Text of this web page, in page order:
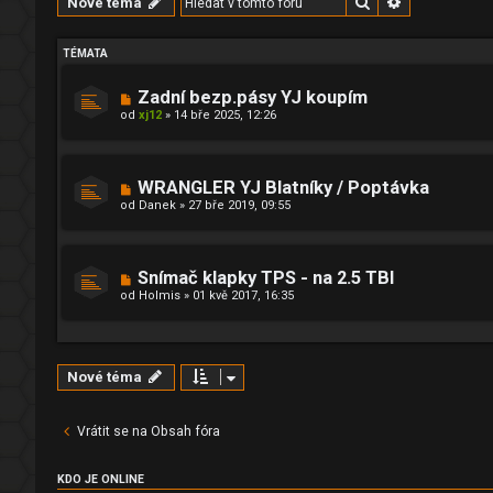
TÉMATA
Zadní bezp.pásy YJ koupím
od xj12 » 14 bře 2025, 12:26
WRANGLER YJ Blatníky / Poptávka
od Danek » 27 bře 2019, 09:55
Snímač klapky TPS - na 2.5 TBI
od Holmis » 01 kvě 2017, 16:35
Nové téma
Vrátit se na Obsah fóra
KDO JE ONLINE